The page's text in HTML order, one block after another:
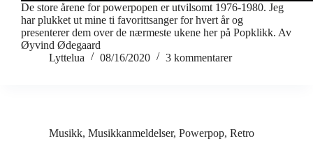
De store årene for powerpopen er utvilsomt 1976-1980. Jeg
har plukket ut mine ti favorittsanger for hvert år og
presenterer dem over de nærmeste ukene her på Popklikk. Av
Øyvind Ødegaard
Lyttelua
08/16/2020 3 kommentarer
Musikk, Musikkanmeldelser, Powerpop, Retro